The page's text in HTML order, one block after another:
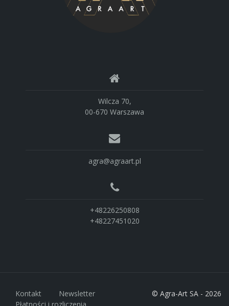
Wilcza 70,
00-670 Warszawa
agra@agraart.pl
+48226250808
+48227451020
Kontakt
Newsletter
© Agra-Art SA - 2026